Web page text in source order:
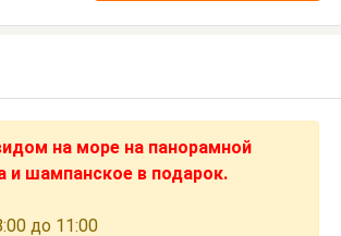
на море на панорамной
и шампанское в подарок.
до 11:00